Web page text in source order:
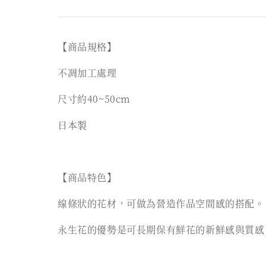
【商品規格】
不凋加工處理
尺寸約40~50cm
日本製
【商品特色】
線條狀的花材，可做為營造作品空間感的搭配。
永生花的優勢是可長期保有鮮花的新鮮感與質感